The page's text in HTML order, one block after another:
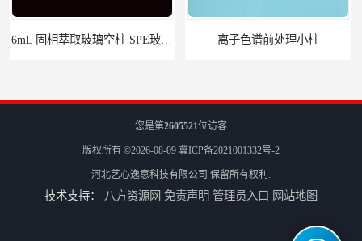
离子色谱前处理小柱​
您是第2605521位访客
版权所有 ©2026-08-09 冀ICP备2021001332号-2
河北艺心逸意科技有限公司 保留所有权利.
技术支持： 八方资源网 免责声明 管理员入口 网站地图